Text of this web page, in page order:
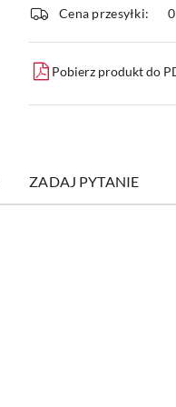
dostawa
Cena przesyłki:
0
Pobierz produkt do
ZADAJ PYTANIE